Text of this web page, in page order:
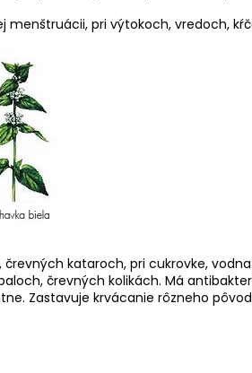
menštruácii, pri výtokoch, vredoch,
kataroch, pri cukrovke,
črevných kolikách. Má
Zastavuje krvácanie rôzneho